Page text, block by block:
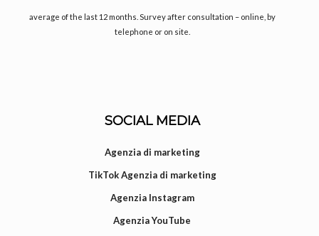
average of the last 12 months. Survey after consultation – online, by
telephone or on site.
SOCIAL MEDIA
Agenzia di marketing
TikTok Agenzia di marketing
Agenzia Instagram
Agenzia YouTube